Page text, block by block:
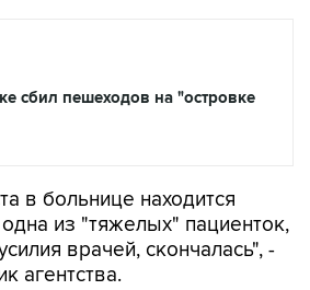
сбил пешеходов на "островке
в больнице находится
из "тяжелых" пациенток,
врачей, скончалась", -
агентства.